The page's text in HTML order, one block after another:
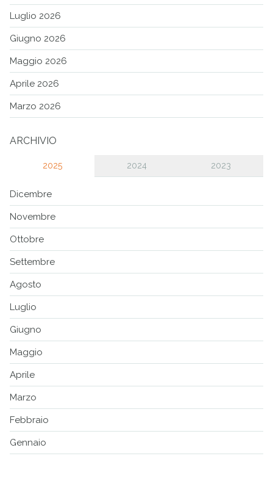
Luglio 2026
Giugno 2026
Maggio 2026
Aprile 2026
Marzo 2026
ARCHIVIO
2025 2024 2023
Dicembre
Novembre
Ottobre
Settembre
Agosto
Luglio
Giugno
Maggio
Aprile
Marzo
Febbraio
Gennaio